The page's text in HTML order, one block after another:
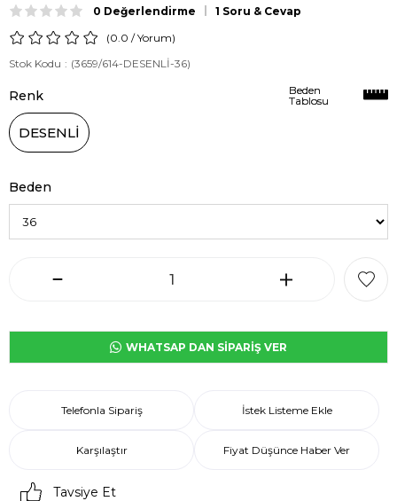
0 Değerlendirme 1 Soru & Cevap
0.0 /Yorum)
Stok Kodu
(3659/614-DESENLİ-36)
Renk
DESENLİ
Beden
Beden
Tablosu
Beden
Tablosu
WHATSAP DAN SİPARİŞ VER
Telefonla Sipariş İstek Listeme Ekle
Karşılaştır Fiyat Düşünce Haber Ver
Tavsiye Et